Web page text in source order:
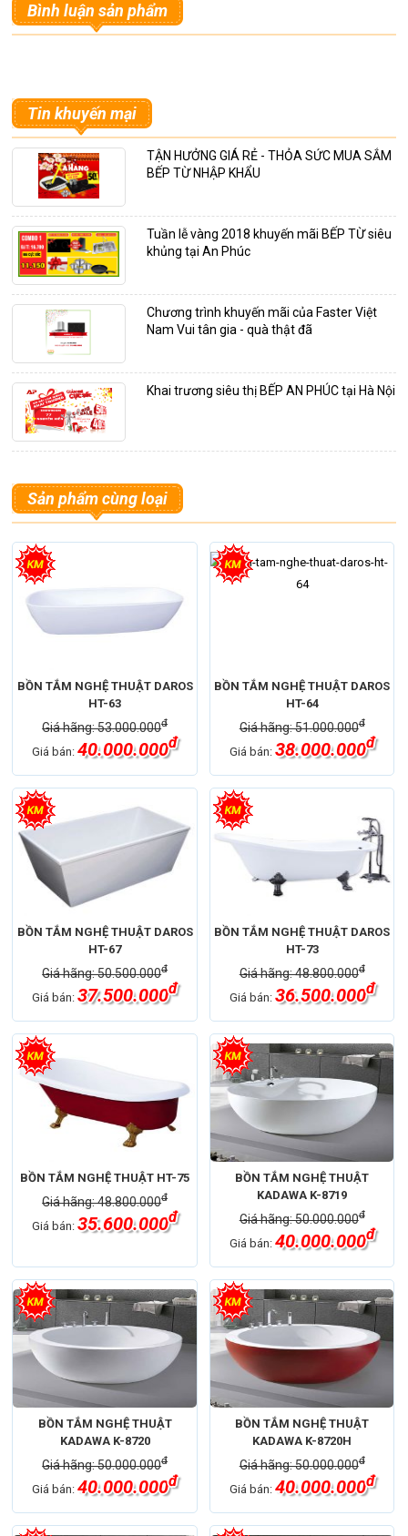
Bình luận sản phẩm
Tin khuyến mại
TẬN HƯỞNG GIÁ RẺ - THỎA SỨC MUA SẮM
BẾP TỪ NHẬP KHẨU
Tuần lễ vàng 2018 khuyến mãi BẾP TỪ siêu
khủng tại An Phúc
Chương trình khuyến mãi của Faster Việt
Nam Vui tân gia - quà thật đã
Khai trương siêu thị BẾP AN PHÚC tại Hà Nội
Sản phẩm cùng loại
BỒN TẮM NGHỆ THUẬT DAROS
HT-63
Giá hãng: 53.000.000đ
Giá bán:40.000.000đ
BỒN TẮM NGHỆ THUẬT DAROS
HT-64
Giá hãng: 51.000.000đ
Giá bán: 38.000.000đ
BỒN TẮM NGHỆ THUẬT DAROS
HT-67
Giá hãng: 50.500.000đ
Giá bán:37.500.000đ
BỒN TẮM NGHỆ THUẬT DAROS
HT-73
Giá hãng: 48.800.000đ
Giá bán: 36.500.000đ
BỒN TẮM NGHỆ THUẬT HT-75
Giá hãng: 48.800.000đ
Giá bán:35.600.000đ
BỒN TẮM NGHỆ THUẬT
KADAWA K-8719
Giá hãng: 50.000.000đ
Giá bán: 40.000.000đ
BỒN TẮM NGHỆ THUẬT
KADAWA K-8720
Giá hãng: 50.000.000đ
Giá bán:40.000.000đ
BỒN TẮM NGHỆ THUẬT
KADAWA K-8720H
Giá hãng: 50.000.000đ
Giá bán: 40.000.000đ